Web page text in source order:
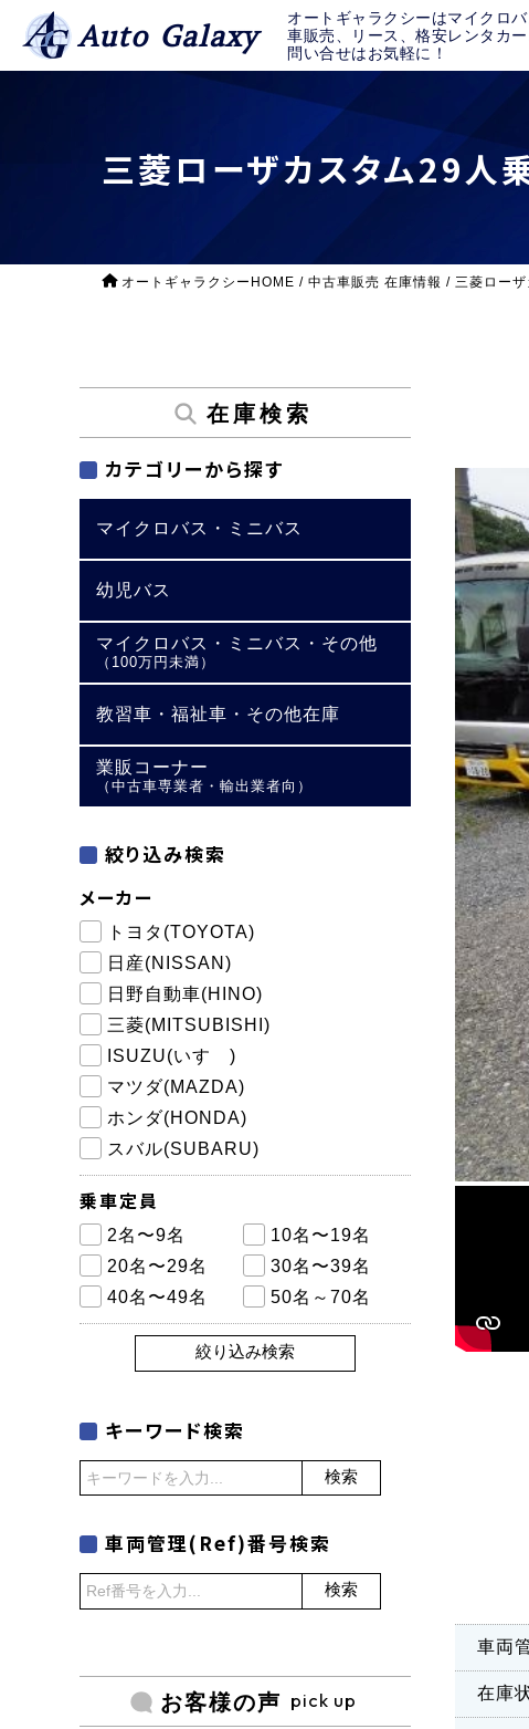
Auto Galaxy
オートギャラクシーはマイクロ
車販売、リース、格安レンタカ
問い合せはお気軽に！
三菱ローザカスタム29人
オートギャラクシーHOME / 中古車販売 在庫情報 / 三菱ロー
車両
在庫
在庫検索
カテゴリーから探す
マイクロバス・ミニバス
幼児バス
マイクロバス・ミニバス・その他
（100万円未満）
教習車・福祉車・その他在庫
業販コーナー
（中古車専業者・輸出業者向）
絞り込み検索
メーカー
トヨタ(TOYOTA)
日産(NISSAN)
日野自動車(HINO)
三菱(MITSUBISHI)
ISUZU(いすゞ)
マツダ(MAZDA)
ホンダ(HONDA)
スバル(SUBARU)
乗車定員
2名〜9名
10名〜19名
20名〜29名
30名〜39名
40名〜49名
50名～70名
絞り込み検索
キーワード検索
検索
車両管理(Ref)番号検索
検索
お客様の声 pick up